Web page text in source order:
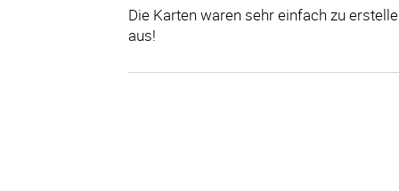
Die Karten waren sehr einfach zu
aus!